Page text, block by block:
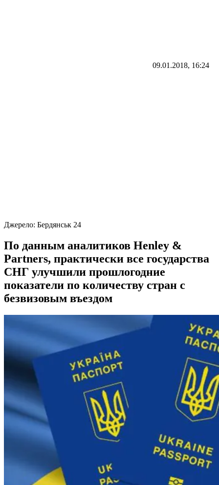
09.01.2018, 16:24
Джерело: Бердянськ 24
По данным аналитиков Henley &
Partners, практически все государства
СНГ улучшили прошлогодние
показатели по количеству стран с
безвизовым въездом